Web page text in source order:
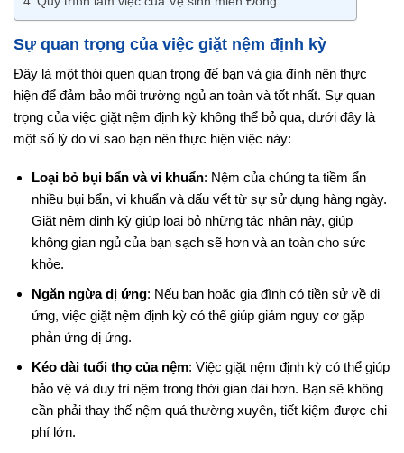
Sự quan trọng của việc giặt nệm định kỳ
Đây là một thói quen quan trọng để bạn và gia đình nên thực
hiện để đảm bảo môi trường ngủ an toàn và tốt nhất. Sự quan
trọng của việc giặt nệm định kỳ không thể bỏ qua, dưới đây là
một số lý do vì sao bạn nên thực hiện việc này:
Loại bỏ bụi bẩn và vi khuẩn: Nệm của chúng ta tiềm ẩn
nhiều bụi bẩn, vi khuẩn và dấu vết từ sự sử dụng hàng ngày.
Giặt nệm định kỳ giúp loại bỏ những tác nhân này, giúp
không gian ngủ của bạn sạch sẽ hơn và an toàn cho sức
khỏe.
Ngăn ngừa dị ứng: Nếu bạn hoặc gia đình có tiền sử về dị
ứng, việc giặt nệm định kỳ có thể giúp giảm nguy cơ gặp
phản ứng dị ứng.
Kéo dài tuổi thọ của nệm: Việc giặt nệm định kỳ có thể giúp
bảo vệ và duy trì nệm trong thời gian dài hơn. Bạn sẽ không
cần phải thay thế nệm quá thường xuyên, tiết kiệm được chi
phí lớn.